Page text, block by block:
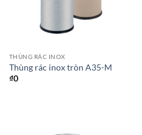
THÙNG RÁC INOX
Thùng rác inox tròn A35-M
₫0